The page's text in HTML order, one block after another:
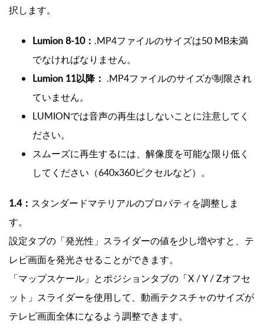
択します。
Lumion 8-10： .MP4ファイルのサイズは50 MB未満
でなければなりません。
Lumion 11以降： .MP4ファイルのサイズが制限され
ていません。
LUMIONでは音声の再生はしないことに注意してく
ださい。
スムーズに再生するには、解像度を可能な限り低く
してください（640x360ピクセルなど）。
1.4： スタンダードマテリアルのプロパティを調整しま
す。
設定タブの「発光性」スライダーの値を少し増やすと、テ
レビ画面を発光させることができます。
「マップスケール」とポジションタブの「X / Y / Zオフセ
ット」スライダーを使用して、動画テクスチャのサイズが
テレビ画面全体になるよう調整できます。